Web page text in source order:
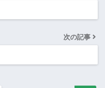
次の記事